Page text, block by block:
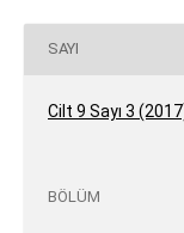
SAYI
Cilt 9 Sayı 3
BÖLÜM